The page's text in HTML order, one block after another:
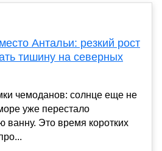
Антальи: резкий рост
тишину на северных
чемоданов: солнце еще не
уже перестало
ванну. Это время коротких